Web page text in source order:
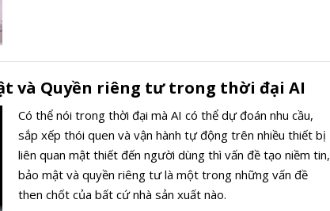
và Quyền riêng tư trong thời đại AI
Có thể nói trong thời đại mà AI có thể dự đoán nhu cầu,
sắp xếp thói quen và vận hành tự động trên nhiều thiết bị
liên quan mật thiết đến người dùng thì vấn đề tạo niềm tin,
bảo mật và quyền riêng tư là một trong những vấn đề
then chốt của bất cứ nhà sản xuất nào.